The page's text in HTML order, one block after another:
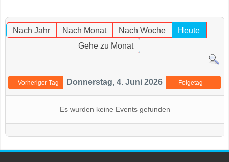
Nach Jahr Nach Monat Nach Woche
Heute
Gehe zu Monat
Vorheriger Tag Donnerstag, 4. Juni 2026 Folgetag
Es wurden keine Events gefunden